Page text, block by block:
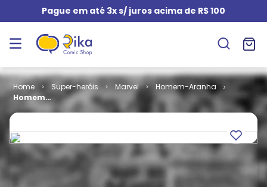
Pague em até 3x s/ juros acima de R$ 100
Super-heróis Marvel
Homem-Aranha
Homem
Aranha # 075